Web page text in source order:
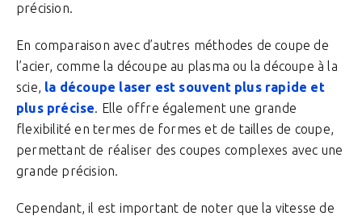
précision.
En comparaison avec d’autres méthodes de coupe de
l’acier, comme la découpe au plasma ou la découpe à la
scie, la découpe laser est souvent plus rapide et
plus précise. Elle offre également une grande
flexibilité en termes de formes et de tailles de coupe,
permettant de réaliser des coupes complexes avec une
grande précision.
Cependant, il est important de noter que la vitesse de